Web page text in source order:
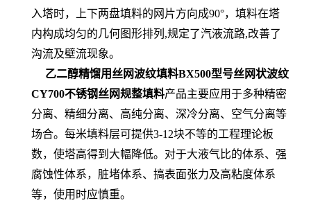
入塔时，上下两盘填料的网片方向成90°，填料在塔
内构成均匀的几何图形排列,规定了汽液流路,改善了
沟流及壁流现象。
乙二醇精馏用丝网波纹填料BX500型号丝网状波纹
CY700不锈钢丝网规整填料产品主要应用于多种精密
分离、精细分离、高纯分离、深冷分离、空气分离等
场合。每米填料层可提供3-12块不等的工程理论板
数，使塔高得到大幅降低。对于大液气比的体系、强
腐蚀性体系，脏堵体系、搞表面张力及高粘度体系
等，使用时应慎重。